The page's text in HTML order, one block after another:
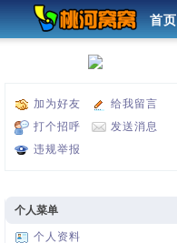
首页
加为好友
给我留言
打个招呼
发送消息
违规举报
个人菜单
个人资料